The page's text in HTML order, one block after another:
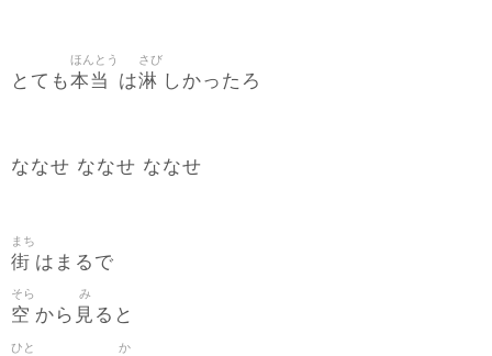
とても本当
ほんとう
は淋
さび
しかったろ
ななせ ななせ ななせ
街
まち
はまるで
空
そら
から 見
み
ると
ひと か